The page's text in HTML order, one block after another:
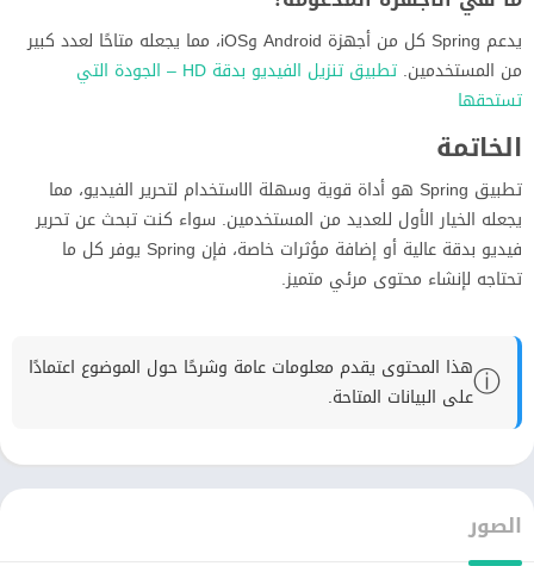
يدعم Spring كل من أجهزة Android وiOS، مما يجعله متاحًا لعدد كبير
من المستخدمين.
تطبيق تنزيل الفيديو بدقة HD – الجودة التي
تستحقها
الخاتمة
تطبيق Spring هو أداة قوية وسهلة الاستخدام لتحرير الفيديو، مما
يجعله الخيار الأول للعديد من المستخدمين. سواء كنت تبحث عن تحرير
فيديو بدقة عالية أو إضافة مؤثرات خاصة، فإن Spring يوفر كل ما
تحتاجه لإنشاء محتوى مرئي متميز.
ⓘهذا المحتوى يقدم معلومات عامة وشرحًا حول الموضوع اعتمادًا
على البيانات المتاحة.
الصور